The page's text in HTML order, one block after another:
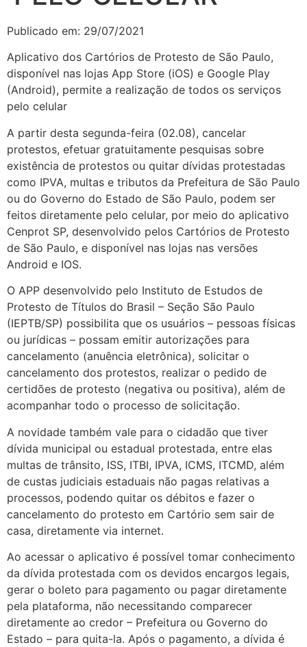
Publicado em: 29/07/2021
Aplicativo dos Cartórios de Protesto de São Paulo,
disponível nas lojas App Store (iOS) e Google Play
(Android), permite a realização de todos os serviços
pelo celular
A partir desta segunda-feira (02.08), cancelar
protestos, efetuar gratuitamente pesquisas sobre
existência de protestos ou quitar dívidas protestadas
como IPVA, multas e tributos da Prefeitura de São Paulo
ou do Governo do Estado de São Paulo, podem ser
feitos diretamente pelo celular, por meio do aplicativo
Cenprot SP, desenvolvido pelos Cartórios de Protesto
de São Paulo, e disponível nas lojas nas versões
Android e IOS.
O APP desenvolvido pelo Instituto de Estudos de
Protesto de Títulos do Brasil – Seção São Paulo
(IEPTB/SP) possibilita que os usuários – pessoas físicas
ou jurídicas – possam emitir autorizações para
cancelamento (anuência eletrônica), solicitar o
cancelamento dos protestos, realizar o pedido de
certidões de protesto (negativa ou positiva), além de
acompanhar todo o processo de solicitação.
A novidade também vale para o cidadão que tiver
dívida municipal ou estadual protestada, entre elas
multas de trânsito, ISS, ITBI, IPVA, ICMS, ITCMD, além
de custas judiciais estaduais não pagas relativas a
processos, podendo quitar os débitos e fazer o
cancelamento do protesto em Cartório sem sair de
casa, diretamente via internet.
Ao acessar o aplicativo é possível tomar conhecimento
da dívida protestada com os devidos encargos legais,
gerar o boleto para pagamento ou pagar diretamente
pela plataforma, não necessitando comparecer
diretamente ao credor – Prefeitura ou Governo do
Estado – para quita-la. Após o pagamento, a dívida é